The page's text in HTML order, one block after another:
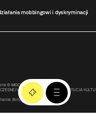
mobbingowi i dyskryminacji
© MOCAK2011-2026
W KRAKOWIE MOCAK – INSTYTUCJA
Bonjour.pl